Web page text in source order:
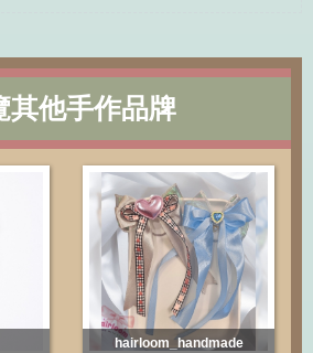
其他手作品牌
hairloom_handmade